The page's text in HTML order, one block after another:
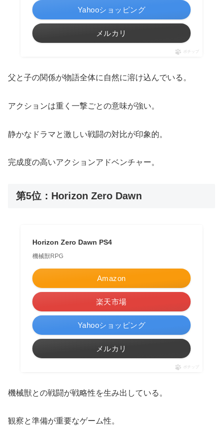
Yahooショッピング
メルカリ
ポチップ
父と子の関係が物語全体に自然に溶け込んでいる。
アクションは重く一撃ごとの意味が強い。
静かなドラマと激しい戦闘の対比が印象的。
完成度の高いアクションアドベンチャー。
第5位：Horizon Zero Dawn
Horizon Zero Dawn PS4
機械獣RPG
Amazon
楽天市場
Yahooショッピング
メルカリ
ポチップ
機械獣との戦闘が戦略性を生み出している。
観察と準備が重要なゲーム性。